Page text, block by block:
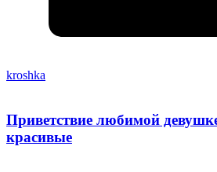
kroshka
Приветствие любимой
красивые